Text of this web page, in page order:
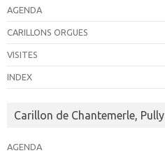
AGENDA
CARILLONS ORGUES
VISITES
INDEX
Carillon de Chantemerle, Pully
AGENDA